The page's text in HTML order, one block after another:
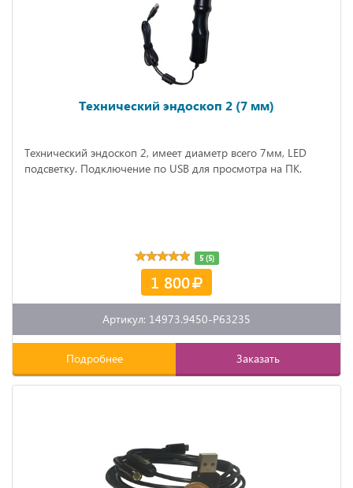
Технический эндоскоп 2 (7 мм)
Технический эндоскоп 2, имеет диаметр всего 7мм, LED
подсветку. Подключение по USB для просмотра на ПК.
5 (5)
1 800
Артикул: 14973.9450-P63235
Подробнее Заказать